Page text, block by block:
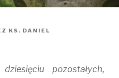
KS. DANIEL
pozostałych,